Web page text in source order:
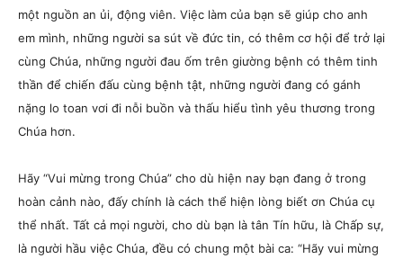
một nguồn an ủi, động viên. Việc làm của bạn sẽ giúp cho anh
em mình, những người sa sút về đức tin, có thêm cơ hội để trở lại
cùng Chúa, những người đau ốm trên giường bệnh có thêm tinh
thần để chiến đấu cùng bệnh tật, những người đang có gánh
nặng lo toan vơi đi nỗi buồn và thấu hiểu tình yêu thương trong
Chúa hơn.
Hãy “Vui mừng trong Chúa” cho dù hiện nay bạn đang ở trong
hoàn cảnh nào, đấy chính là cách thể hiện lòng biết ơn Chúa cụ
thể nhất. Tất cả mọi người, cho dù bạn là tân Tín hữu, là Chấp sự,
là người hầu việc Chúa, đều có chung một bài ca: “Hãy vui mừng